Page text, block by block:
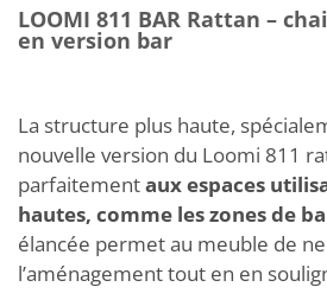
LOOMI 811 BAR Rattan –
en version bar
La structure plus haute,
nouvelle version du Loomi 811
parfaitementaux espaces
hautes, comme les zones de
élancée permet au meuble de
l’aménagement tout en en